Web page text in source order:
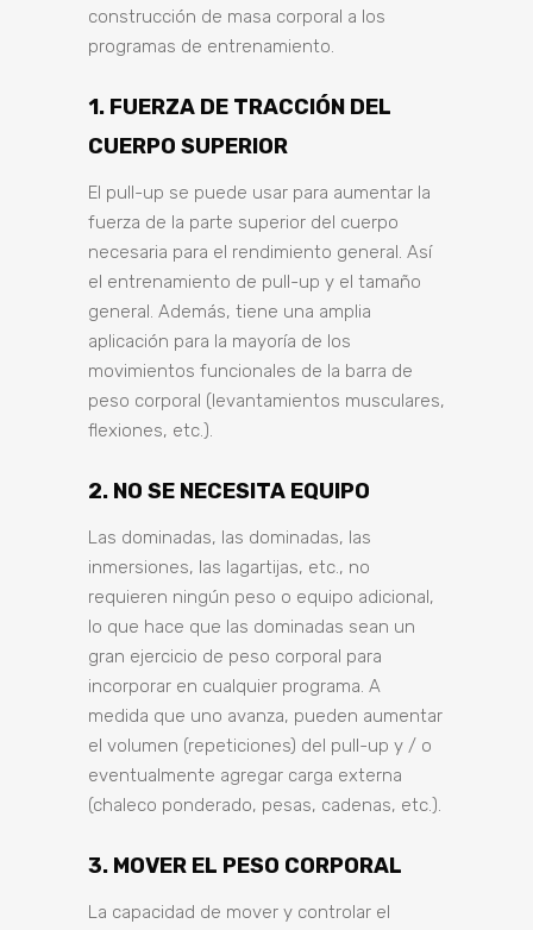
construcción de masa corporal a los
programas de entrenamiento.
1. FUERZA DE TRACCIÓN DEL
CUERPO SUPERIOR
El pull-up se puede usar para aumentar la
fuerza de la parte superior del cuerpo
necesaria para el rendimiento general. Así
el entrenamiento de pull-up y el tamaño
general. Además, tiene una amplia
aplicación para la mayoría de los
movimientos funcionales de la barra de
peso corporal (levantamientos musculares,
flexiones, etc.).
2. NO SE NECESITA EQUIPO
Las dominadas, las dominadas, las
inmersiones, las lagartijas, etc., no
requieren ningún peso o equipo adicional,
lo que hace que las dominadas sean un
gran ejercicio de peso corporal para
incorporar en cualquier programa. A
medida que uno avanza, pueden aumentar
el volumen (repeticiones) del pull-up y / o
eventualmente agregar carga externa
(chaleco ponderado, pesas, cadenas, etc.).
3. MOVER EL PESO CORPORAL
La capacidad de mover y controlar el